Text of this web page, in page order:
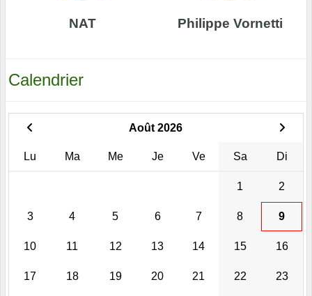
NAT Philippe Vornetti
Calendrier
Août 2026
Lu Ma Me Je Ve Sa Di
1 2
3 4 5 6 7 8 9
10 11 12 13 14 15 16
17 18 19 20 21 22 23